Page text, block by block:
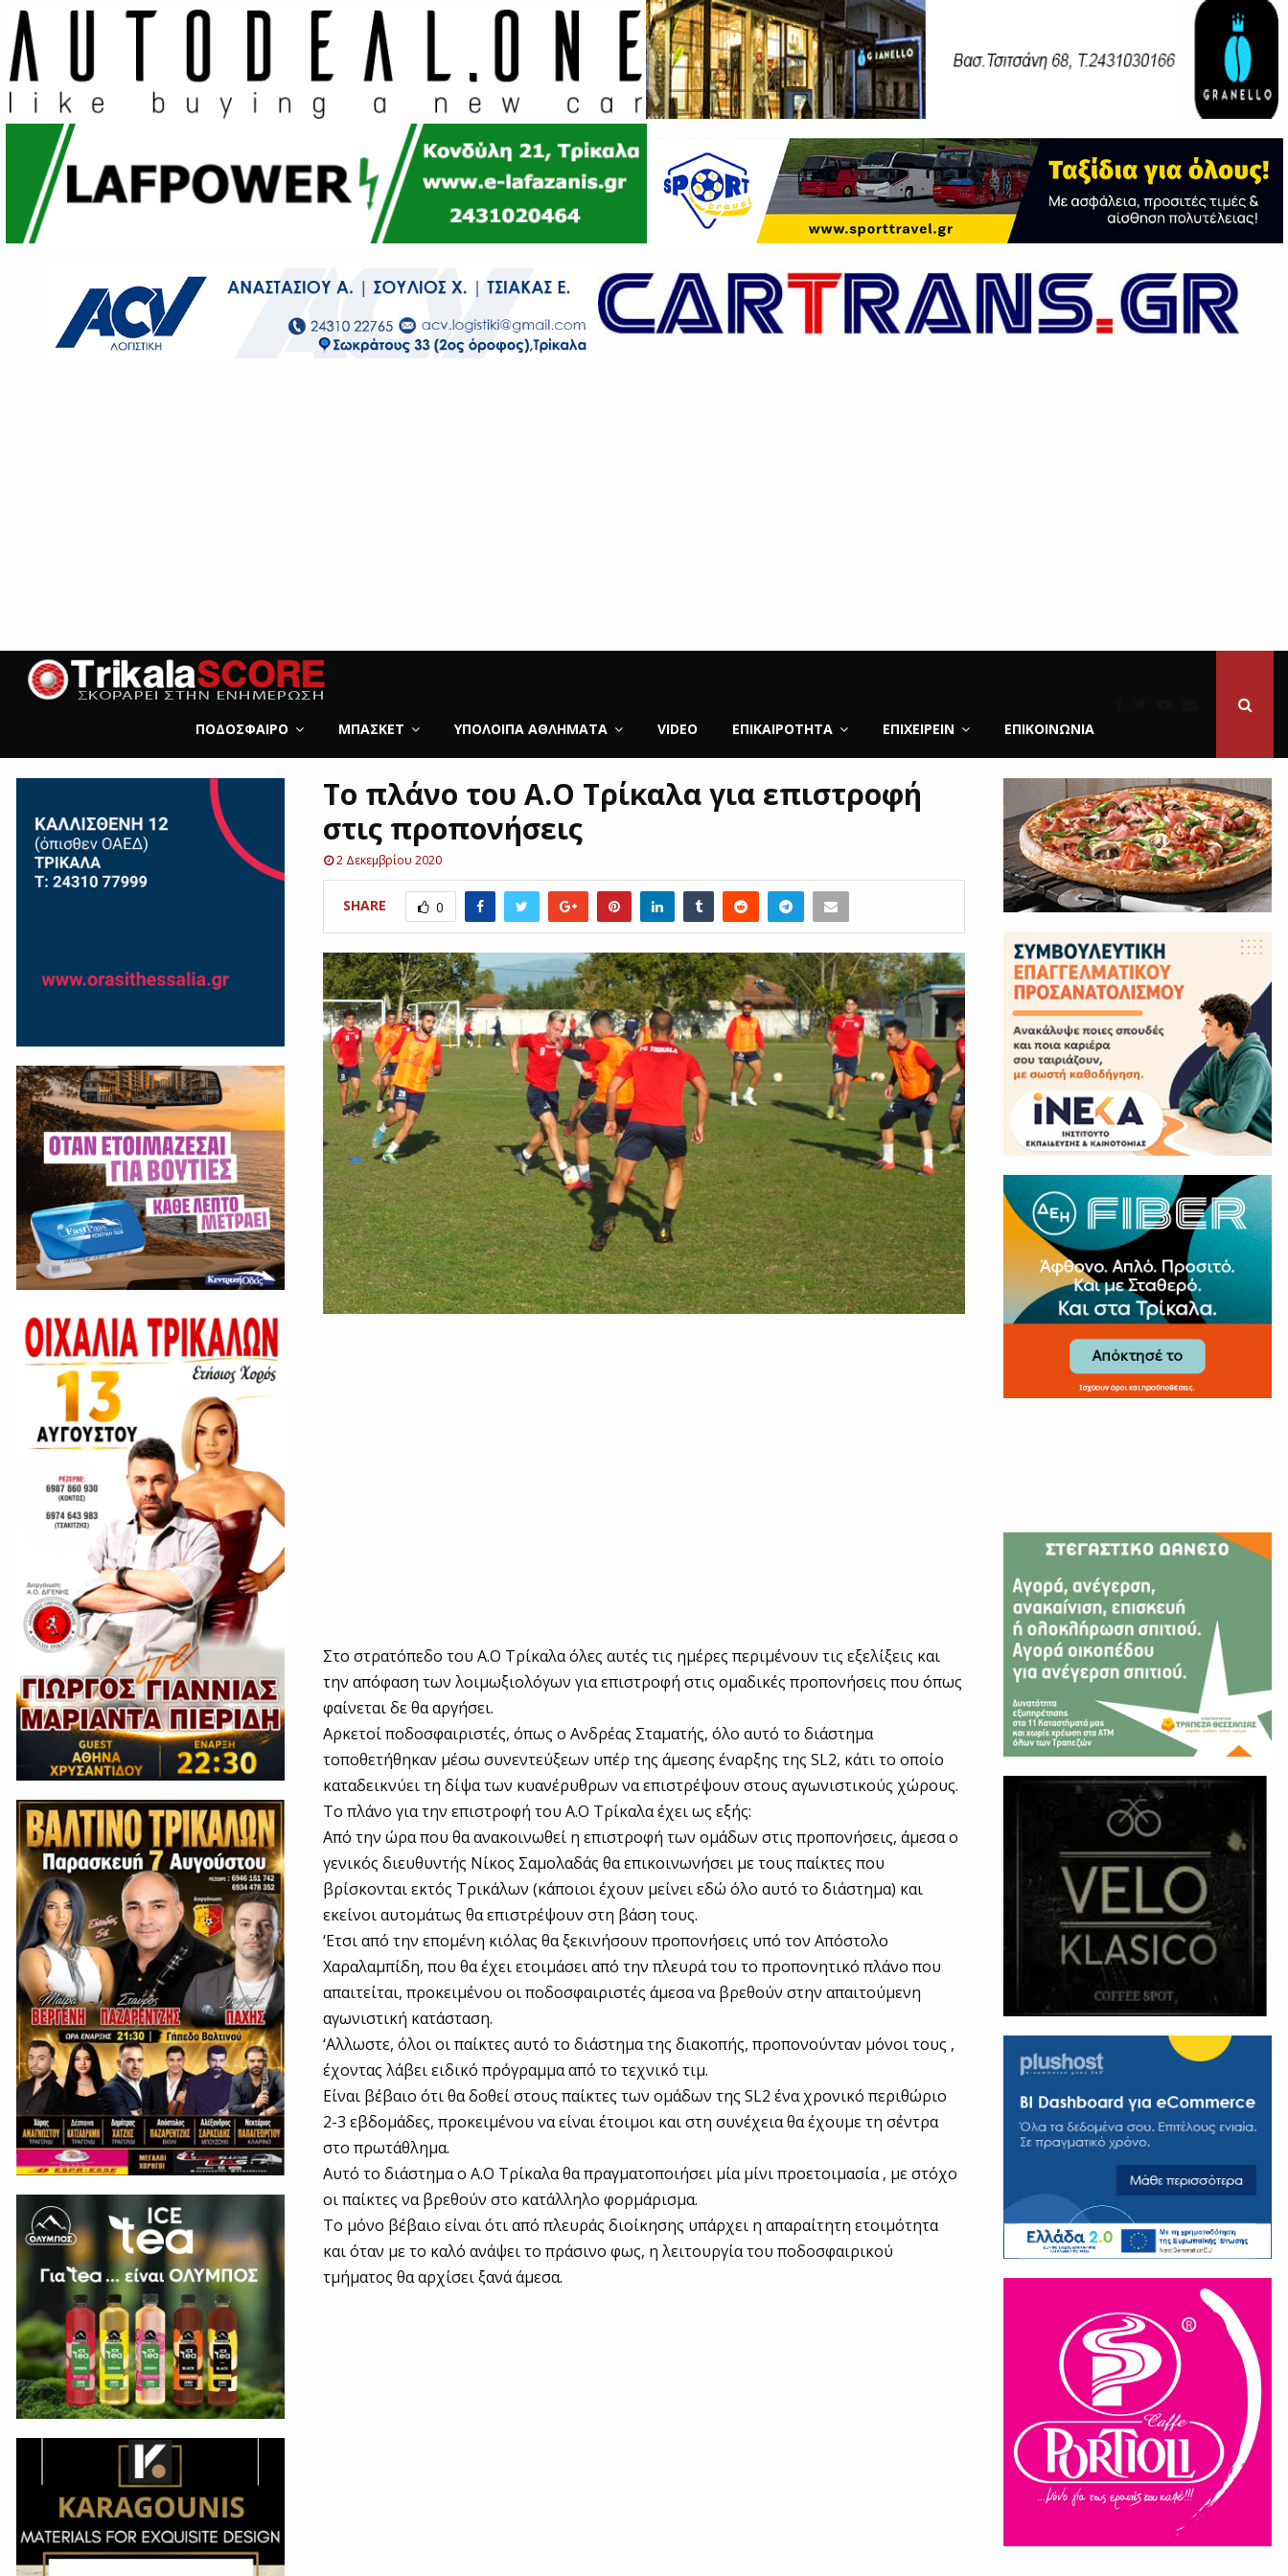
ΠΟΔΌΣΦΑΙΡΟ ΜΠΆΣΚΕΤ ΥΠΌΛΟΙΠΑ ΑΘΛΉΜΑΤΑ VIDEO ΕΠΙΚΑΙΡΌΤΗΤΑ ΕΠΙΧΕΙΡΕΙΝ ΕΠΙΚΟΙΝΩΝΊΑ
Το πλάνο του Α.Ο Τρίκαλα για επιστροφή
στις προπονήσεις
2 Δεκεμβρίου 2020
SHARE 0
Στο στρατόπεδο του Α.Ο Τρίκαλα όλες αυτές τις ημέρες περιμένουν τις εξελίξεις και
την απόφαση των λοιμωξιολόγων για επιστροφή στις ομαδικές προπονήσεις που όπως
φαίνεται δε θα αργήσει.
Αρκετοί ποδοσφαιριστές, όπως ο Ανδρέας Σταματής, όλο αυτό το διάστημα
τοποθετήθηκαν μέσω συνεντεύξεων υπέρ της άμεσης έναρξης της SL2, κάτι το οποίο
καταδεικνύει τη δίψα των κυανέρυθρων να επιστρέψουν στους αγωνιστικούς χώρους.
Το πλάνο για την επιστροφή του Α.Ο Τρίκαλα έχει ως εξής:
Από την ώρα που θα ανακοινωθεί η επιστροφή των ομάδων στις προπονήσεις, άμεσα ο
γενικός διευθυντής Νίκος Σαμολαδάς θα επικοινωνήσει με τους παίκτες που
βρίσκονται εκτός Τρικάλων (κάποιοι έχουν μείνει εδώ όλο αυτό το διάστημα) και
εκείνοι αυτομάτως θα επιστρέψουν στη βάση τους.
‘Ετσι από την επομένη κιόλας θα ξεκινήσουν προπονήσεις υπό τον Απόστολο
Χαραλαμπίδη, που θα έχει ετοιμάσει από την πλευρά του το προπονητικό πλάνο που
απαιτείται, προκειμένου οι ποδοσφαιριστές άμεσα να βρεθούν στην απαιτούμενη
αγωνιστική κατάσταση.
‘Αλλωστε, όλοι οι παίκτες αυτό το διάστημα της διακοπής, προπονούνταν μόνοι τους ,
έχοντας λάβει ειδικό πρόγραμμα από το τεχνικό τιμ.
Είναι βέβαιο ότι θα δοθεί στους παίκτες των ομάδων της SL2 ένα χρονικό περιθώριο
2-3 εβδομάδες, προκειμένου να είναι έτοιμοι και στη συνέχεια θα έχουμε τη σέντρα
στο πρωτάθλημα.
Αυτό το διάστημα ο Α.Ο Τρίκαλα θα πραγματοποιήσει μία μίνι προετοιμασία , με στόχο
οι παίκτες να βρεθούν στο κατάλληλο φορμάρισμα.
Το μόνο βέβαιο είναι ότι από πλευράς διοίκησης υπάρχει η απαραίτητη ετοιμότητα
και όταν με το καλό ανάψει το πράσινο φως, η λειτουργία του ποδοσφαιρικού
τμήματος θα αρχίσει ξανά άμεσα.